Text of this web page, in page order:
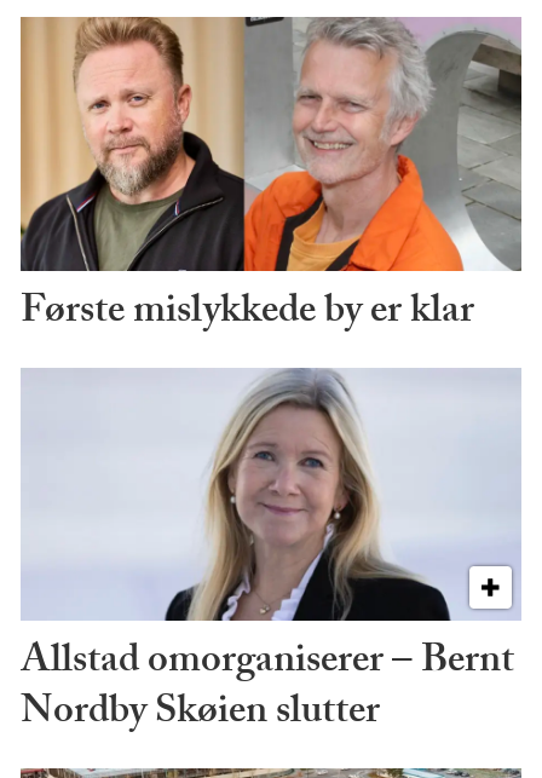
Første mislykkede by er klar
Allstad omorganiserer – Bernt
Nordby Skøien slutter